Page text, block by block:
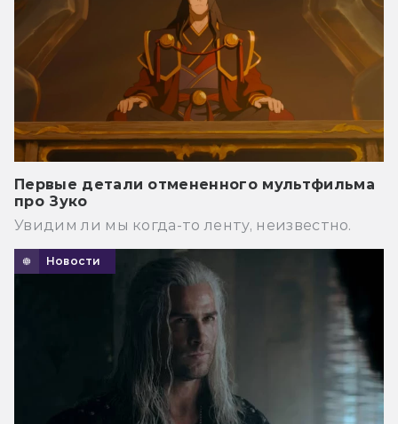
Первые детали отмененного мультфильма
про Зуко
Увидим ли мы когда-то ленту, неизвестно.
Новости